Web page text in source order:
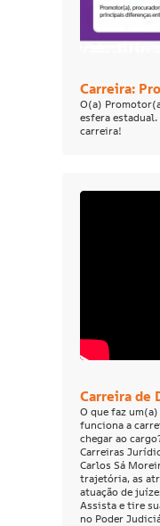
Carreira:
O(a)
esfera
carreira!
Carreira de
O que faz
funciona a
chegar ao
Carreiras
Carlos Sá
trajetória, as
atuação de
Assista e tire
no Poder